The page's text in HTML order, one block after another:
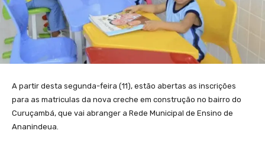
A partir desta segunda-feira (11), estão abertas as inscrições
para as matriculas da nova creche em construção no bairro do
Curuçambá, que vai abranger a Rede Municipal de Ensino de
Ananindeua.